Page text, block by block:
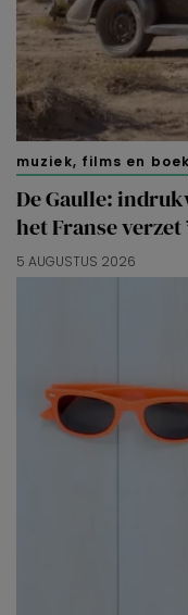
muziek, films en
De Gaulle:
het Franse
5 AUGUSTUS 2026